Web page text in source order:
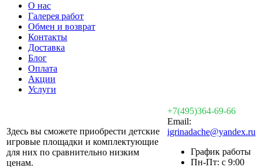
О нас
Галерея работ
Обмен и возврат
Контакты
Доставка
Блог
Оплата
Акции
Услуги
Здесь вы сможете приобрести детские
игровые площадки и комплектующие
для них по сравнительно низким
ценам.
+7(495)364-69-66
Email:
igrinadache@yandex.ru
График работы
Пн-Пт: с 9:00